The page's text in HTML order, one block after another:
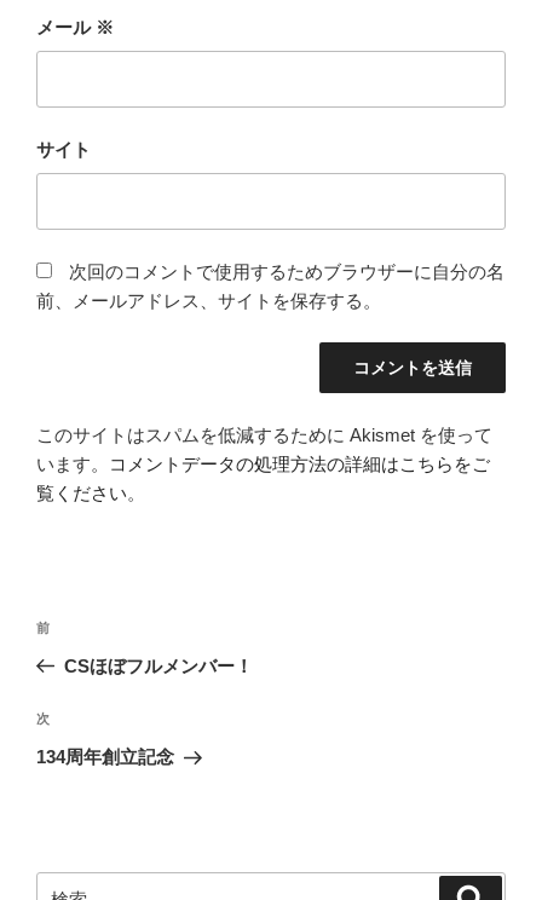
メール ※
サイト
次回のコメントで使用するためブラウザーに自分の名
前、メールアドレス、サイトを保存する。
このサイトはスパムを低減するために Akismet を使って
います。
コメントデータの処理方法の詳細はこちらをご
覧ください。
投
ビ
ゲ
ン
前
の
稿
前
CSほぼフルメンバー！
次
の
次
134周年創立記念